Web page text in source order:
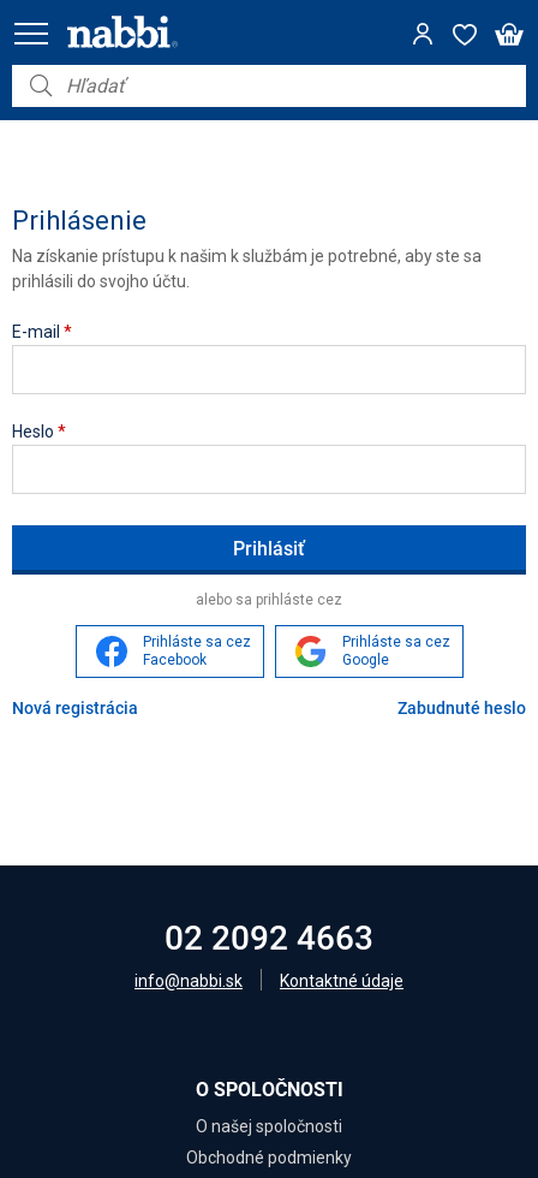
Nábytok
Dom a záhrada
Akcie
Prihlásenie
Na získanie prístupu k našim k službám je potrebné, aby ste sa
prihlásili do svojho účtu.
E-mail *
Heslo *
alebo sa prihláste cez
Prihláste sa cez
Facebook
Prihláste sa cez
Google
Nová registrácia Zabudnuté heslo
02 2092 4663
info@nabbi.sk Kontaktné údaje
O SPOLOČNOSTI
O našej spoločnosti
Obchodné podmienky